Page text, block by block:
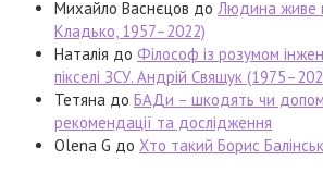
Михайло Васнєцов до Людина живе
Кладько, 1957–2022)
Наталія до Філософ із розумом
пікселі ЗСУ. Андрій Свящук
Тетяна до БАДи – шкодять чи
рекомендації та дослідження
Olena G до Хто такий Борис